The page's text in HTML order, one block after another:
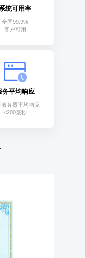
统可用率
全国99.9%
客户可用
务平均响应
务器平均响应
<200毫秒